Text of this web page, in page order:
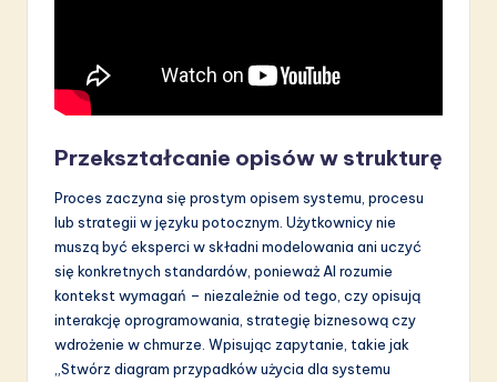
o
ti
o
Przekształcanie opisów w strukturę
Proces zaczyna się prostym opisem systemu, procesu
lub strategii w języku potocznym. Użytkownicy nie
muszą być eksperci w składni modelowania ani uczyć
się konkretnych standardów, ponieważ AI rozumie
kontekst wymagań – niezależnie od tego, czy opisują
interakcję oprogramowania, strategię biznesową czy
wdrożenie w chmurze. Wpisując zapytanie, takie jak
„Stwórz diagram przypadków użycia dla systemu